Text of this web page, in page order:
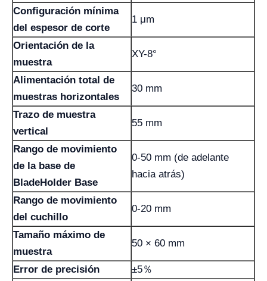
Configuración mínima
del espesor de corte
1 μm
Orientación de la
muestra
XY-8°
Alimentación total de
muestras horizontales
30 mm
Trazo de muestra
vertical
55 mm
Rango de movimiento
de la base de
BladeHolder Base
0-50 mm (de adelante
hacia atrás)
Rango de movimiento
del cuchillo
0-20 mm
Tamaño máximo de
muestra
50 × 60 mm
Error de precisión ±5％